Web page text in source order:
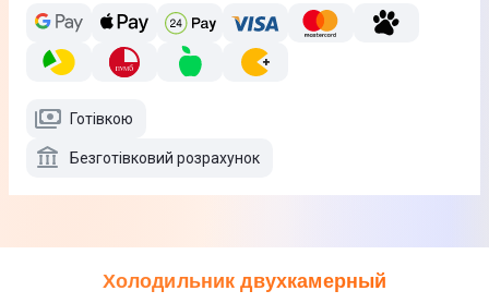
Готівкою
Безготівковий розрахунок
Холодильник двухкамерный